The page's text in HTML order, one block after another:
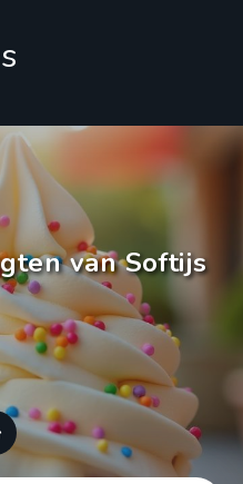
van Softijs